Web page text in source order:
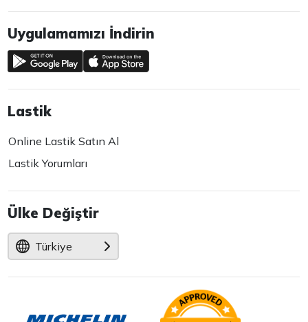
Uygulamamızı İndirin
Lastik
Online Lastik Satın Al
Lastik Yorumları
Ülke Değiştir
Türkiye